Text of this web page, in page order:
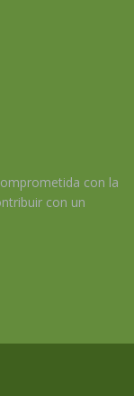
con la
con un